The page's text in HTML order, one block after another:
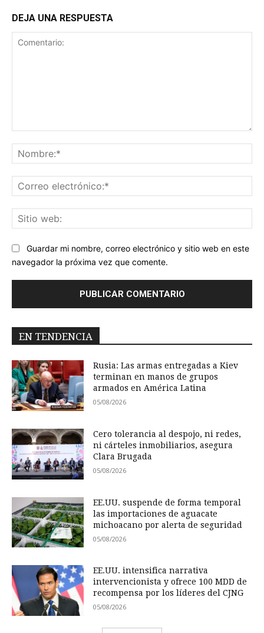
DEJA UNA RESPUESTA
Guardar mi nombre, correo electrónico y sitio web en este
navegador la próxima vez que comente.
EN TENDENCIA
Rusia: Las armas entregadas a Kiev
terminan en manos de grupos
armados en América Latina
05/08/2026
Cero tolerancia al despojo, ni redes,
ni cárteles inmobiliarios, asegura
Clara Brugada
05/08/2026
EE.UU. suspende de forma temporal
las importaciones de aguacate
michoacano por alerta de seguridad
05/08/2026
EE.UU. intensifica narrativa
intervencionista y ofrece 100 MDD de
recompensa por los líderes del CJNG
05/08/2026